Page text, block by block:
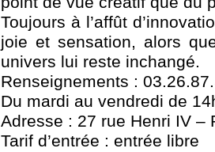
Toujours à l’affût
joie et sensation, alors
univers lui reste inchangé.
Renseignements :
Du mardi au vendredi de
Adresse : 27 rue Henri IV –
Tarif d’entrée : entrée libre